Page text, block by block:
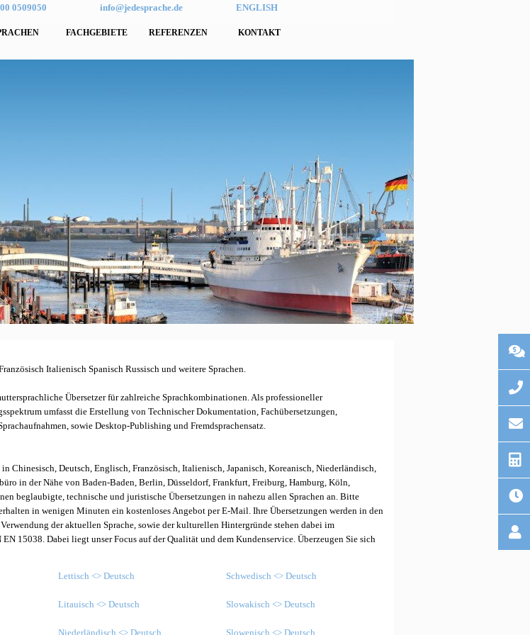
FACHGEBIETE REFERENZEN KONTAKT
0509050 info@jedesprache.de ENGLISH
Italienisch Spanisch Russisch und weitere Sprachen.
Übersetzer für zahlreiche Sprachkombinationen. Als professioneller
umfasst die Erstellung von Technischer Dokumentation, Fachübersetzungen,
sowie Desktop-Publishing und Fremdsprachensatz.
Chinesisch, Deutsch, Englisch, Französisch, Italienisch, Japanisch, Koreanisch, Niederländisch,
in der Nähe von Baden-Baden, Berlin, Düsseldorf, Frankfurt, Freiburg, Hamburg, Köln,
beglaubigte, technische und juristische Übersetzungen in nahezu allen Sprachen an. Bitte
in wenigen Minuten ein kostenloses Angebot per E-Mail.Ihre Übersetzungen werden in den
der aktuellen Sprache, sowie der kulturellen Hintergründe stehen dabei im
15038. Dabei liegt unser Focus auf der Qualität und dem Kundenservice. Überzeugen Sie sich
Lettisch <> Deutsch
Litauisch <> Deutsch
Niederländisch <> Deutsch
Schwedisch <> Deutsch
Slowakisch <> Deutsch
Slowenisch <> Deutsch